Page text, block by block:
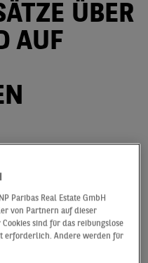
ÜBER
AUF
Flächenumsatz von
die Grenze von
Vorjahr konnte der
% gesteigert werden.
auf dem Niveau
Paribas Real Estate GmbH
von Partnern auf dieser
sind für das reibungslose
erforderlich. Andere werden für